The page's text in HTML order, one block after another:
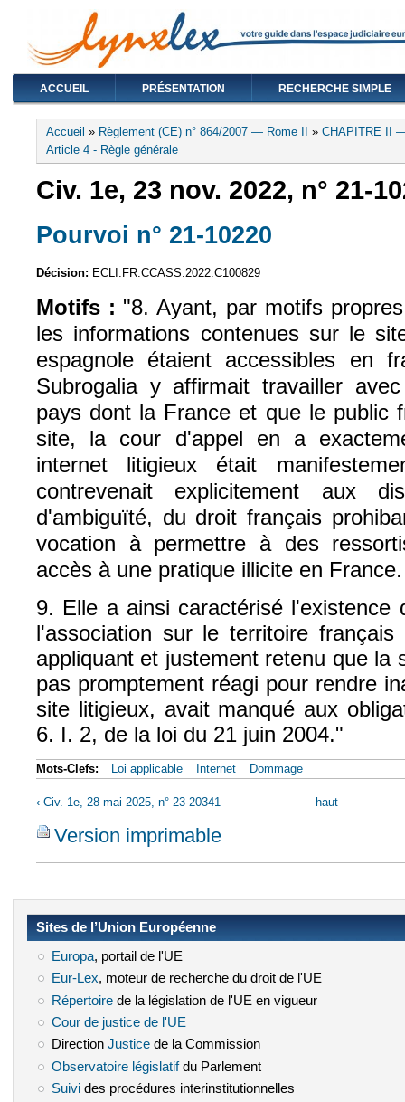
ACCUEIL PRÉSENTATION RECHERCHE SIMPLE
Vous êtes ici
Accueil » Règlement (CE) n° 864/2007 — Rome II » CHAPITRE II
Article 4 - Règle générale
Civ. 1e, 23 nov. 2022, n° 21-
Pourvoi n° 21-10220
Décision: ECLI:FR:CCASS:2022:C100829
Motifs : "8. Ayant, par motifs
les informations contenues sur le
espagnole étaient accessibles en
Subrogalia y affirmait travailler
pays dont la France et que le public
site, la cour d'appel en a
internet litigieux était
contrevenait explicitement aux
d'ambiguïté, du droit français
vocation à permettre à des
accès à une pratique illicite en France.
9. Elle a ainsi caractérisé l'existence
l'association sur le territoire
appliquant et justement retenu que la
pas promptement réagi pour rendre
site litigieux, avait manqué aux
6. I. 2, de la loi du 21 juin 2004."
Mots-Clefs: Loi applicable Internet Dommage
‹ Civ. 1e, 28 mai 2025, n° 23-20341 haut
Version imprimable
Sites de l’Union Européenne
Europa(le lien est externe)
, portail de l'UE
Eur-Lex(le lien est externe)
, moteur de recherche du droit de l'UE
Répertoire(le lien est externe)
de la législation de l'UE en vigueur
Cour de justice de l'UE
Direction Justice(le lien est externe)
de la Commission
Observatoire législatif(le lien est externe)
du Parlement
Suivi(le lien est externe)
des procédures interinstitutionnelles